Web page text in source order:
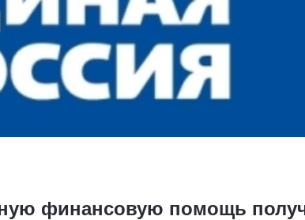
финансовую помощь